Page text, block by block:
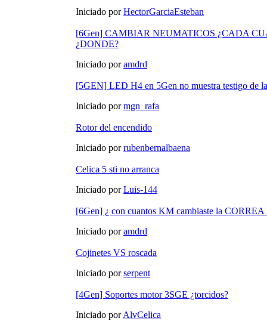
Iniciado porHectorGarciaEsteban
[6Gen] CAMBIAR NEUMATICOS ¿CADA
¿DONDE?
Iniciado poramdrd
[5GEN] LED H4 en 5Gen no muestra testigo de
Iniciado pormgn_rafa
Rotor del encendido
Iniciado porrubenbernalbaena
Celica 5 sti no arranca
Iniciado porLuis-144
[6Gen] ¿ con cuantos KM cambiaste la
Iniciado poramdrd
Cojinetes VS roscada
Iniciado porserpent
[4Gen] Soportes motor 3SGE ¿torcidos?
Iniciado porAlvCelica